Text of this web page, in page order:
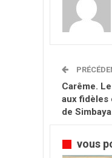
Carême.
aux fidèles
de Simbaya
vous